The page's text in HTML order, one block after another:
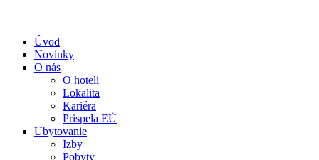
Úvod
Novinky
O nás
O hoteli
Lokalita
Kariéra
Prispela EÚ
Ubytovanie
Izby
Pobyty